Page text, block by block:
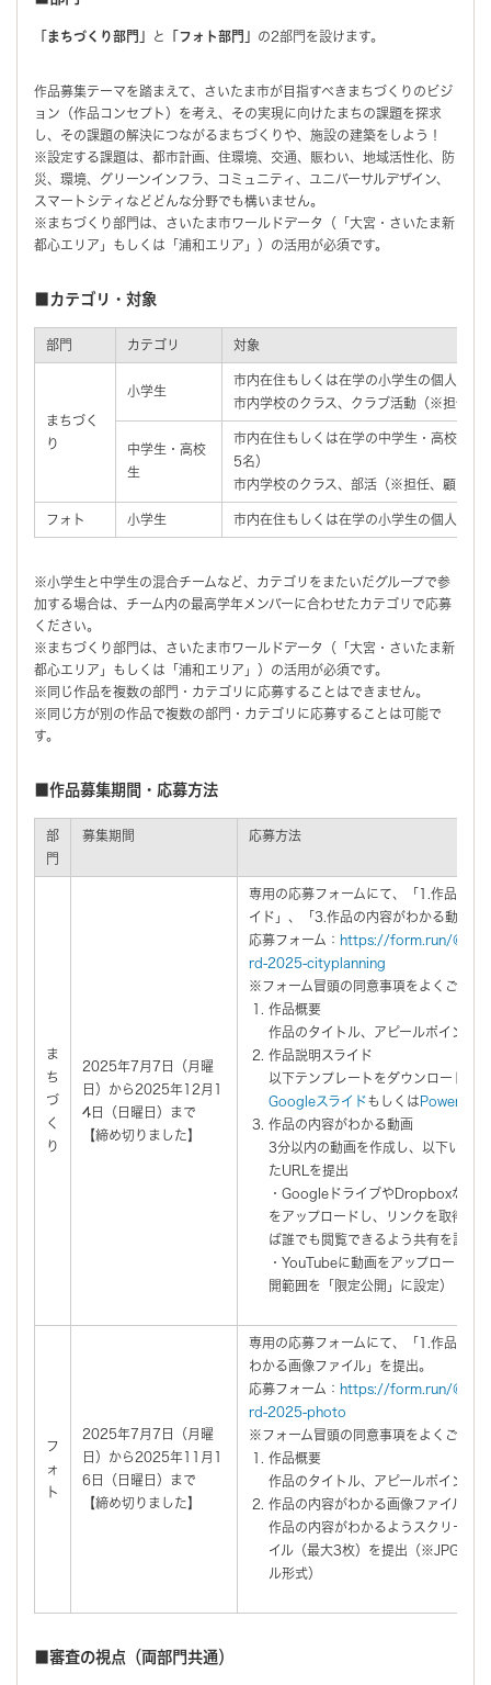
「まちづくり部門」 と 「フォト部門」 の2部門を設けます。
作品募集テーマを踏まえて、さいたま市が目指すべきまちづくりのビジ
ョン（作品コンセプト）を考え、その実現に向けたまちの課題を探求
し、その課題の解決につながるまちづくりや、施設の建築をしよう！
※設定する課題は、都市計画、住環境、交通、賑わい、地域活性化、防
災、環境、グリーンインフラ、コミュニティ、ユニバーサルデザイン、
スマートシティなどどんな分野でも構いません。
※まちづくり部門は、さいたま市ワールドデータ（「大宮・さいたま新
都心エリア」もしくは「浦和エリア」）の活用が必須です。
■カテゴリ・対象
部門 カテゴリ 対象
まちづく
り
小学生
市内在住もしくは在学の小学生の個人、グ
市内学校のクラス、クラブ活動（※担任、
中学生・高校
生
市内在住もしくは在学の中学生・高校生の
5名）
市内学校のクラス、部活（※担任、顧問の
フォト 小学生 市内在住もしくは在学の小学生の個人、グ
※小学生と中学生の混合チームなど、カテゴリをまたいだグループで参
加する場合は、チーム内の最高学年メンバーに合わせたカテゴリで応募
ください。
※まちづくり部門は、さいたま市ワールドデータ（「大宮・さいたま新
都心エリア」もしくは「浦和エリア」）の活用が必須です。
※同じ作品を複数の部門・カテゴリに応募することはできません。
※同じ方が別の作品で複数の部門・カテゴリに応募することは可能で
す。
■作品募集期間・応募方法
部
門
募集期間 応募方法
ま
ち
づ
く
り
2025年7月7日（月曜
日）から2025年12月1
4日（日曜日）まで
【締め切りました】
専用の応募フォームにて、「1.作品概要
イド」、「3.作品の内容がわかる動画」
応募フォーム： https://form.run/
rd-2025-cityplanning
※フォーム冒頭の同意事項をよくご確認
作品概要
作品のタイトル、アピールポイント
作品説明スライド
以下テンプレートをダウンロードし
Googleスライドもしくは
作品の内容がわかる動画
3分以内の動画を作成し、以下いず
たURLを提出
・GoogleドライブやDropboxなど
をアップロードし、リンクを取得（
ば誰でも閲覧できるよう共有を設定）
・YouTubeに動画をアップロード
開範囲を「限定公開」に設定）
フ
ォ
ト
2025年7月7日（月曜
日）から2025年11月1
6日（日曜日）まで
【締め切りました】
専用の応募フォームにて、「1.作品概要
わかる画像ファイル」を提出。
応募フォーム： https://form.run/
rd-2025-photo
※フォーム冒頭の同意事項をよくご確認
作品概要
作品のタイトル、アピールポイント
作品の内容がわかる画像ファイル
作品の内容がわかるようスクリーン
イル（最大3枚）を提出（※JPGなど
ル形式）
■審査の視点（両部門共通）